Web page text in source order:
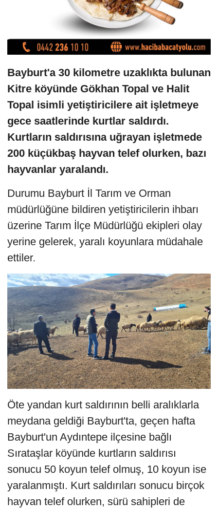
Bayburt'a 30 kilometre uzaklıkta bulunan
Kitre köyünde Gökhan Topal ve Halit
Topal isimli yetiştiricilere ait işletmeye
gece saatlerinde kurtlar saldırdı.
Kurtların saldırısına uğrayan işletmede
200 küçükbaş hayvan telef olurken, bazı
hayvanlar yaralandı.
Durumu Bayburt İl Tarım ve Orman
müdürlüğüne bildiren yetiştiricilerin ihbarı
üzerine Tarım İlçe Müdürlüğü ekipleri olay
yerine gelerek, yaralı koyunlara müdahale
ettiler.
Öte yandan kurt saldırının belli aralıklarla
meydana geldiği Bayburt'ta, geçen hafta
Bayburt'un Aydıntepe ilçesine bağlı
Sırataşlar köyünde kurtların saldırısı
sonucu 50 koyun telef olmuş, 10 koyun ise
yaralanmıştı. Kurt saldırıları sonucu birçok
hayvan telef olurken, sürü sahipleri de